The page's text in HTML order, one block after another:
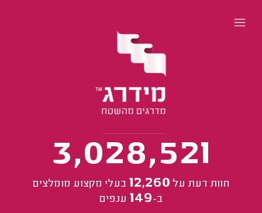
3,028,521
חוות דעת על 12,260 בעלי מקצוע מומלצים
ב-149 ענפים